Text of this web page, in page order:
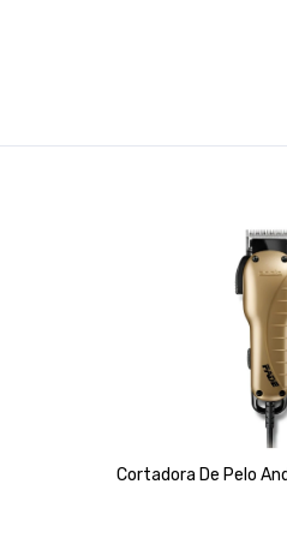
Cortadora De Pelo